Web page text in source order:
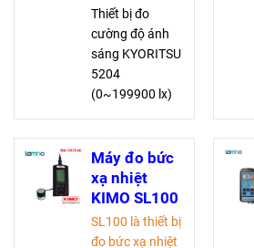
Thiết bị đo
cường độ ánh
sáng KYORITSU
5204
(0~199900 lx)
chính xác cao
với dải đo rộng,
đáp ứng tiêu
chuẩn IEC và
JIS. Thiết kế nhỏ
gọn, tự động tắt
Máy đo bức
xạ nhiệt
KIMO SL100
SL100 là thiết bị
đo bức xạ nhiệt